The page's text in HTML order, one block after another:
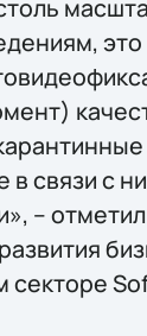
в связи с
–
секторе